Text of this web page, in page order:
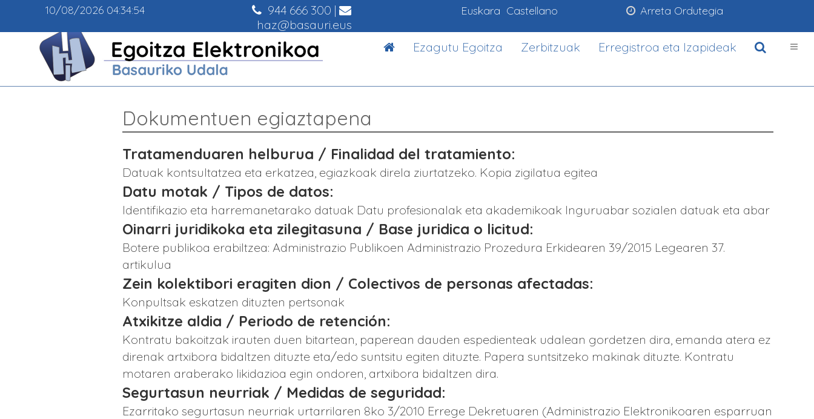
10/08/2026 04:34:54 944 666 300 |
haz@basauri.eus
Euskara Castellano Arreta Ordutegia
Ezagutu Egoitza Zerbitzuak Erregistroa eta Izapideak
Dokumentuen egiaztapena
Tratamenduaren helburua / Finalidad del tratamiento:
Datuak kontsultatzea eta erkatzea, egiazkoak direla ziurtatzeko. Kopia zigilatua egitea
Datu motak / Tipos de datos:
Identifikazio eta harremanetarako datuak Datu profesionalak eta akademikoak Inguruabar sozialen datuak eta abar
Oinarri juridikoka eta zilegitasuna / Base juridica o licitud:
Botere publikoa erabiltzea: Administrazio Publikoen Administrazio Prozedura Erkidearen 39/2015 Legearen 37.
artikulua
Zein kolektibori eragiten dion / Colectivos de personas afectadas:
Konpultsak eskatzen dituzten pertsonak
Atxikitze aldia / Periodo de retención:
Kontratu bakoitzak irauten duen bitartean, paperean dauden espedienteak udalean gordetzen dira, emanda atera ez
direnak artxibora bidaltzen dituzte eta/edo suntsitu egiten dituzte. Papera suntsitzeko makinak dituzte. Kontratu
motaren araberako likidazioa egin ondoren, artxibora bidaltzen dira.
Segurtasun neurriak / Medidas de seguridad:
Ezarritako segurtasun neurriak urtarrilaren 8ko 3/2010 Errege Dekretuaren (Administrazio Elektronikoaren esparruan